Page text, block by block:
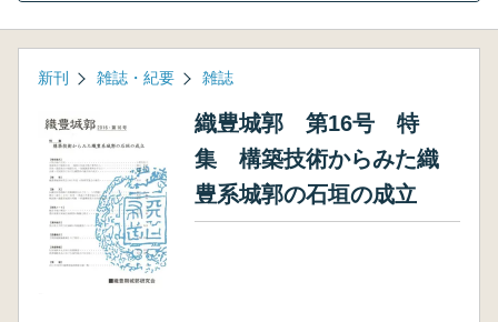
新刊 雑誌・紀要 雑誌
織豊城郭 第16号 特
集 構築技術からみた織
豊系城郭の石垣の成立